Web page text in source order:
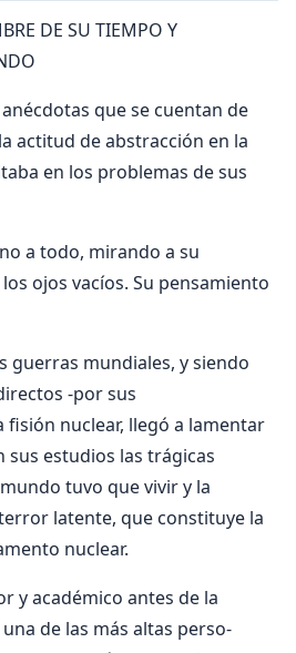
DE SU TIEMPO Y
que se cuentan de
actitud de abstracción en la
en los problemas de sus
a todo, mirando a su
ojos va­cíos. Su pensamiento
guerras mundiales, y siendo
-por sus
nuclear, llegó a la­mentar
estudios las trá­gicas
tuvo que vivir y la
latente, que constitu­ye la
nuclear.
y académico antes de la
de las más altas perso­